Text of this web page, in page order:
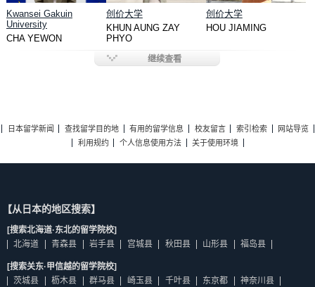
Kwansei Gakuin
University
CHA YEWON
创价大学
KHUN AUNG ZAY
PHYO
创价大学
HOU JIAMING
继续查看
日本留学新闻 查找留学目的地 有用的留学信息 校友留言 索引检索
网站导览
利用规约
个人信息使用方法 关于使用环境
【从日本的地区搜索】
[搜索北海道·东北的留学院校]
北海道
青森县 岩手县 宫城县 秋田县 山形县 福岛县
[搜索关东·甲信越的留学院校]
茨城县
枥木县 群马县 崎玉县 千叶县 东京都
神奈川县